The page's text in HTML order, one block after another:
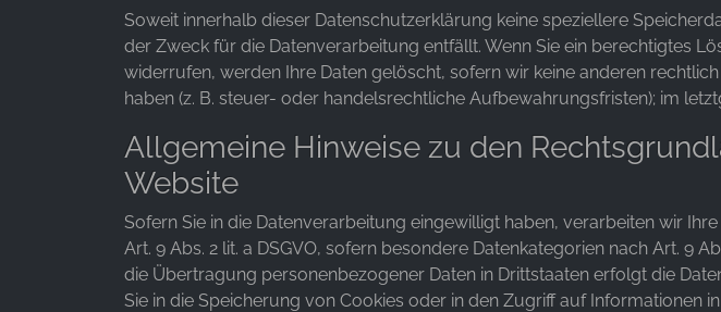
Soweit innerhalb dieser Datenschutzerklärung keine speziellere
der Zweck für die Datenverarbeitung entfällt. Wenn Sie ein berechtigtes
widerrufen, werden Ihre Daten gelöscht, sofern wir keine anderen
haben (z. B. steuer- oder handelsrechtliche Aufbewahrungsfristen); im
Allgemeine Hinweise zu den
Website
Sofern Sie in die Datenverarbeitung eingewilligt haben, verarbeiten wir
Art. 9 Abs. 2 lit. a DSGVO, sofern besondere Datenkategorien nach Art. 9
die Übertragung personenbezogener Daten in Drittstaaten erfolgt die
Sie in die Speicherung von Cookies oder in den Zugriff auf Informationen